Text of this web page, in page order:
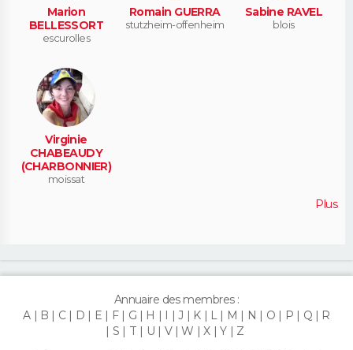
Marion
BELLESSORT
escurolles
Romain GUERRA
stutzheim-offenheim
Sabine RAVEL
blois
Virginie
CHABEAUDY
(CHARBONNIER)
moissat
Plus
Annuaire des membres :
A
B C D E F G H I J K L M N O P Q
R
S
T U V W X Y Z